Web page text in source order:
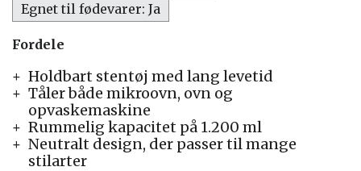
Fordele
Holdbart stentøj med lang levetid
Tåler både mikroovn, ovn og
opvaskemaskine
Rummelig kapacitet på 1.200 ml
Neutralt design, der passer til mange
stilarter
Egnet til fødevarer: Ja